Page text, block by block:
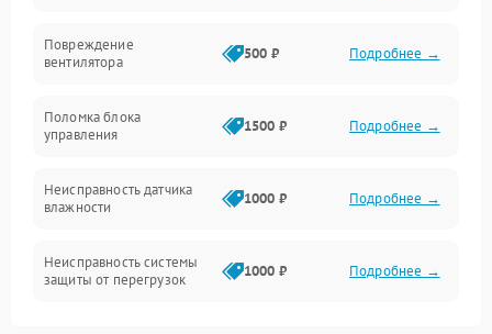
Датчики
Повреждение
вентилятора
500 ₽ Подробнее →
Поломка блока
управления
1500 ₽ Подробнее →
Неисправность датчика
влажности
1000 ₽ Подробнее →
Неисправность системы
защиты от перегрузок
1000 ₽ Подробнее →